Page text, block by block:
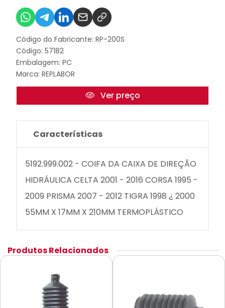
Código do Fabricante: RP-200S
Código: 57182
Embalagem: PC
Marca: REPLABOR
Ver preço
Características
5192.999.002 - COIFA DA CAIXA DE DIREÇÃO
HIDRÁULICA CELTA 2001 - 2016 CORSA 1995 -
2009 PRISMA 2007 - 2012 TIGRA 1998 ¿ 2000
55MM X 17MM X 210MM TERMOPLÁSTICO
Produtos Relacionados